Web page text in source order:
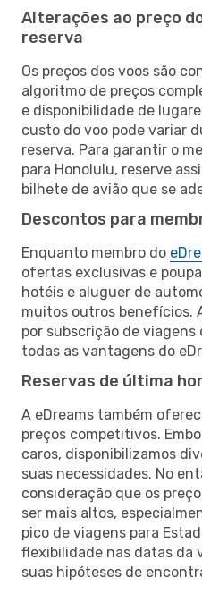
Alterações ao preço
reserva
Os preços dos voos são
algoritmo de preços
e disponibilidade de
custo do voo pode variar
reserva. Para garantir o
para Honolulu, reserve
bilhete de avião que se
Descontos para
Enquanto membro do
ofertas exclusivas e
hotéis e aluguer de
muitos outros benefícios.
por subscrição de viagens
todas as vantagens do
Reservas de última
A eDreams também
preços competitivos.
caros, disponibilizamos
suas necessidades. No
consideração que os
ser mais altos,
pico de viagens para
flexibilidade nas datas da
suas hipóteses de